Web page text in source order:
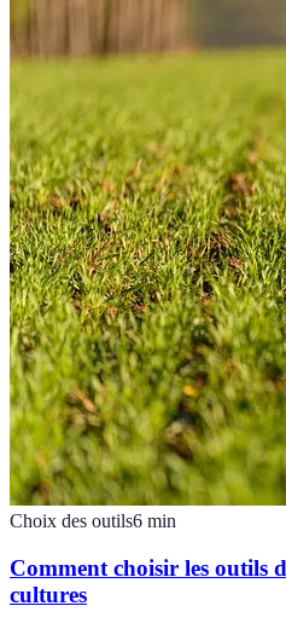
Choix des outils6 min
Comment choisir les outils
cultures